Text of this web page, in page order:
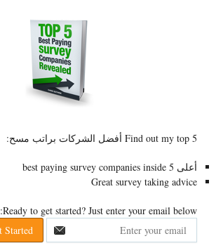
Find out my top 5 أفضل الشركات براتب مسح:
أعلى 5
best paying survey companies inside
Great survey taking advice
Ready to get started? Just enter your email below
: